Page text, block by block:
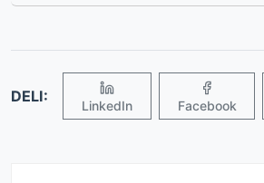
DELI:
LinkedIn Facebook